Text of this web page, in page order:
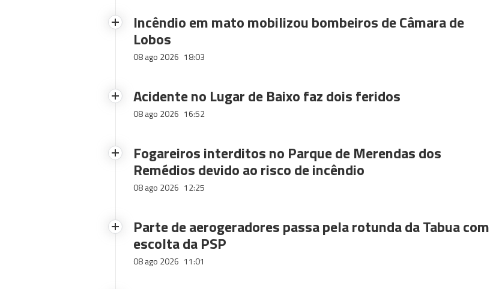
Incêndio em mato mobilizou bombeiros de Câmara de
Lobos
08 ago 2026 18:03
Acidente no Lugar de Baixo faz dois feridos
08 ago 2026 16:52
Fogareiros interditos no Parque de Merendas dos
Remédios devido ao risco de incêndio
08 ago 2026 12:25
Parte de aerogeradores passa pela rotunda da Tabua com
escolta da PSP
08 ago 2026 11:01